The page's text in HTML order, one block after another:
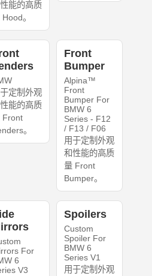
能的高质
。
定制外观
能的高质
Front
。
Front
Bumper
Alpina™
Front
Bumper For
BMW 6
Series - F12
/ F13 / F06
用于定制外观
和性能的高质
量 Front
Bumper。
For
6
V3
Spoilers
Custom
Spoiler For
BMW 6
Series V1
用于定制外观